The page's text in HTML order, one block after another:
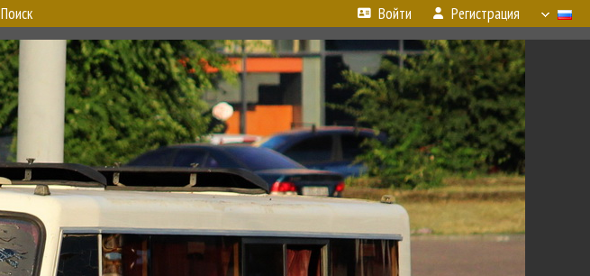
Поиск Войти Регистрация